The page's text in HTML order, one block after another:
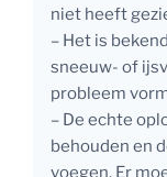
niet heeft
– Het is
sneeuw- of
probleem
– De echte
behouden en
voegen. Er